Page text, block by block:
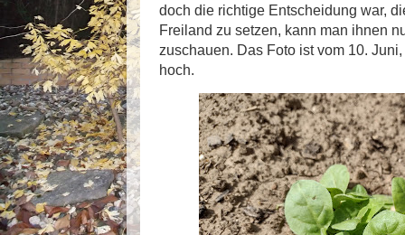
doch die richtige Entscheidung war,
Freiland zu setzen, kann man ihnen
zuschauen. Das Foto ist vom 10.
hoch.